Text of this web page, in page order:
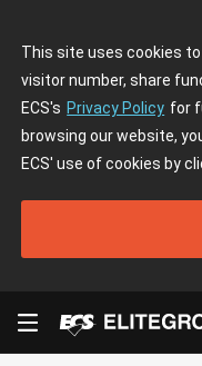
This site uses cookies
visitor number, share
ECS's Privacy Policy for
browsing our website,
ECS' use of cookies by